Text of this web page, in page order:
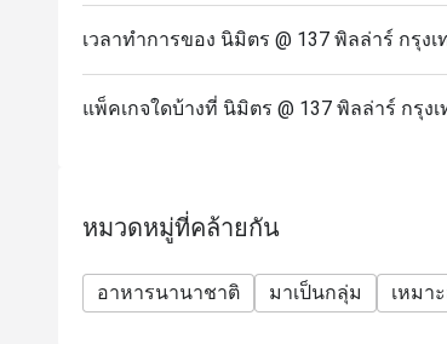
เวลาทำการของ นิมิตร @ 137 พิลล่าร์ กรุงเ
แพ็คเกจใดบ้างที่ นิมิตร @ 137 พิลล่าร์ กรุง
หมวดหมู่ที่คล้ายกัน
อาหารนานาชาติ มาเป็นกลุ่ม เหมา